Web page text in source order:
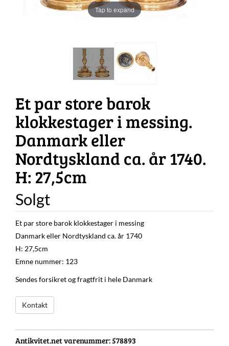
Tap to expand
Et par store barok
klokkestager i messing.
Danmark eller
Nordtyskland ca. år 1740.
H: 27,5cm
Solgt
Et par store barok klokkestager i messing
Danmark eller Nordtyskland ca. år 1740
H: 27,5cm
Emne nummer: 123
Sendes forsikret og fragtfrit i hele Danmark
Kontakt
Antikvitet.net varenummer:578893